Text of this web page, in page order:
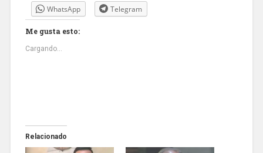
WhatsApp
Telegram
Me gusta esto:
Cargando...
Relacionado